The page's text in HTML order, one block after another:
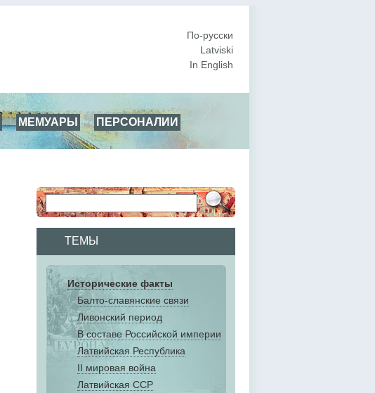
По-русски
Latviski
In English
МЕМУАРЫ
ПЕРСОНАЛИИ
ТЕМЫ
Исторические факты
Балто-славянские связи
Ливонский период
В составе Российской империи
Латвийская Республика
II мировая война
Латвийская ССР